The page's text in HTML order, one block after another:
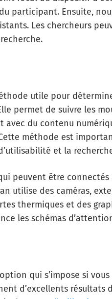
participant. Ensuite,
Les chercheurs
utile pour
permet de suivre les
avec du contenu
méthode est
et la
peuvent être
utilise des caméras,
thermiques et des
les schémas
qui s’impose si
d’excellents résultats